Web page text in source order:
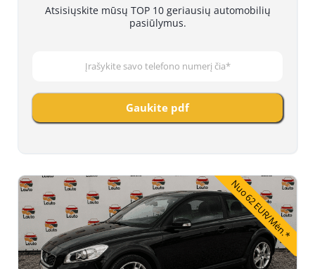
Atsisiųskite mūsų TOP 10 geriausių automobilių
pasiūlymus.
Gaukite pdf
Nuo 62 EUR/Mėn.*